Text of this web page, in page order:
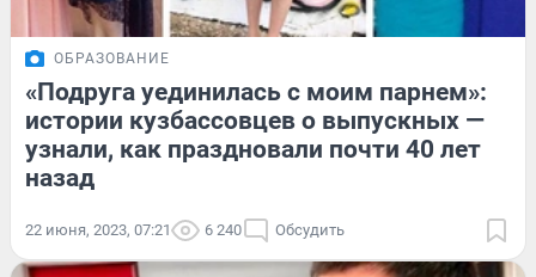
ОБРАЗОВАНИЕ
«Подруга уединилась с моим парнем»:
истории кузбассовцев о выпускных —
узнали, как праздновали почти 40 лет
назад
22 июня, 2023, 07:21 6 240 Обсудить